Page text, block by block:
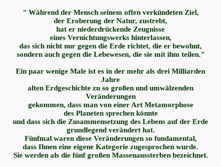
" Während der Mensch seinem offen verkündeten Ziel,
der Eroberung der Natur, zustrebt,
hat er niederdrückende Zeugnisse
eines Vernichtungswerks hinterlassen,
das sich nicht nur gegen die Erde richtet, die er bewohnt,
sondern auch gegen die Lebewesen, die sie mit ihm teilen."
Ein paar wenige Male ist es in der mehr als drei Milliarden
Jahre
alten Erdgeschichte zu so großen und umwälzenden
Veränderungen
gekommen, dass man von einer Art Metamorphose
des Planeten sprechen könnte
und dass sich die Zusammensetzung des Lebens auf der Erde
grundlegend verändert hat.
Fünfmal waren diese Veränderungen so fundamental,
dass Ihnen eine eigene Kategorie zugesprochen wurde.
Sie werden als die fünf großen Massenaussterben bezeichnet.